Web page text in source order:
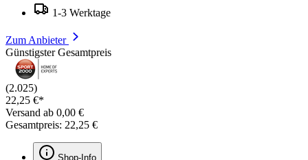
1-3 Werktage
Zum Anbieter
Günstigster Gesamtpreis
(2.025)
22,25 €*
Versand ab 0,00 €
Gesamtpreis: 22,25 €
Shop-Info